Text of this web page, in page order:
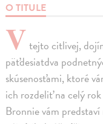
O TITULE
Vtejto citlivej,
päťdesiatdva
skúsenosťami, ktoré
ich rozdeliť na celý
Bronnie vám